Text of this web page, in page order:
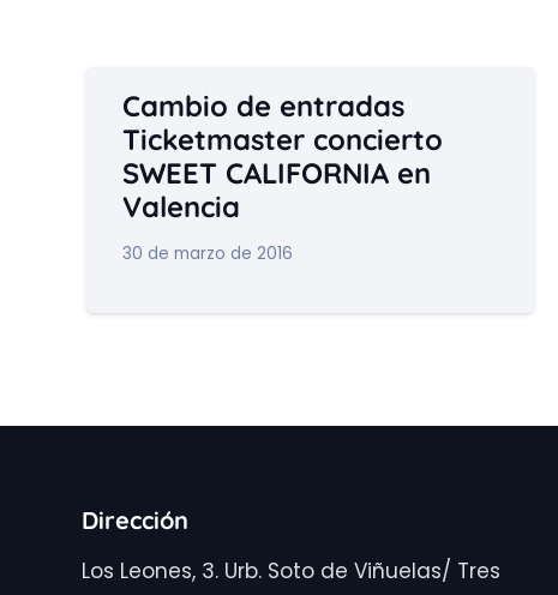
Cambio de entradas
Ticketmaster concierto
SWEET CALIFORNIA en
Valencia
30 de marzo de 2016
Dirección
Los Leones, 3. Urb. Soto de Viñuelas/ Tres